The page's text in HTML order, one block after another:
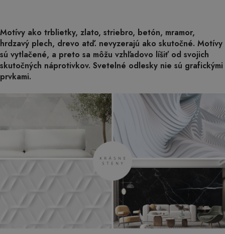
Motívy ako trblietky, zlato, striebro, betón, mramor,
hrdzavý plech, drevo atď. nevyzerajú ako skutočné. Motívy
sú vytlačené, a preto sa môžu vzhľadovo líšiť od svojich
skutočných náprotivkov. Svetelné odlesky nie sú grafickými
prvkami.